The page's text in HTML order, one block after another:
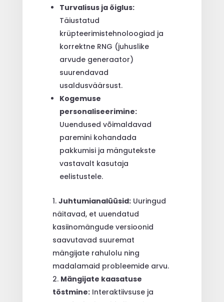
Turvalisus ja õiglus:
Täiustatud
krüpteerimistehnoloogiad ja
korrektne RNG (juhuslike
arvude generaator)
suurendavad
usaldusväärsust.
Kogemuse
personaliseerimine:
Uuendused võimaldavad
paremini kohandada
pakkumisi ja mängutekste
vastavalt kasutaja
eelistustele.
Juhtumianalüüsid:Uuringud
näitavad, et uuendatud
kasiinomängude versioonid
saavutavad suuremat
mängijate rahulolu ning
madalamaid probleemide arvu.
Mängijate kaasatuse
tõstmine:Interaktiivsuse ja